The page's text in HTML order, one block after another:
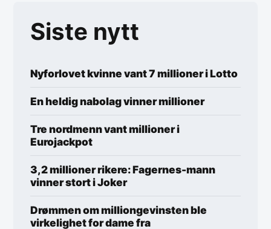
Siste nytt
Nyforlovet kvinne vant 7 millioner i Lotto
En heldig nabolag vinner millioner
Tre nordmenn vant millioner i
Eurojackpot
3,2 millioner rikere: Fagernes-mann
vinner stort i Joker
Drømmen om milliongevinsten ble
virkelighet for dame fra